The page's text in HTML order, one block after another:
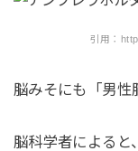
引用：
脳みそにも「男性
脳科学者によると